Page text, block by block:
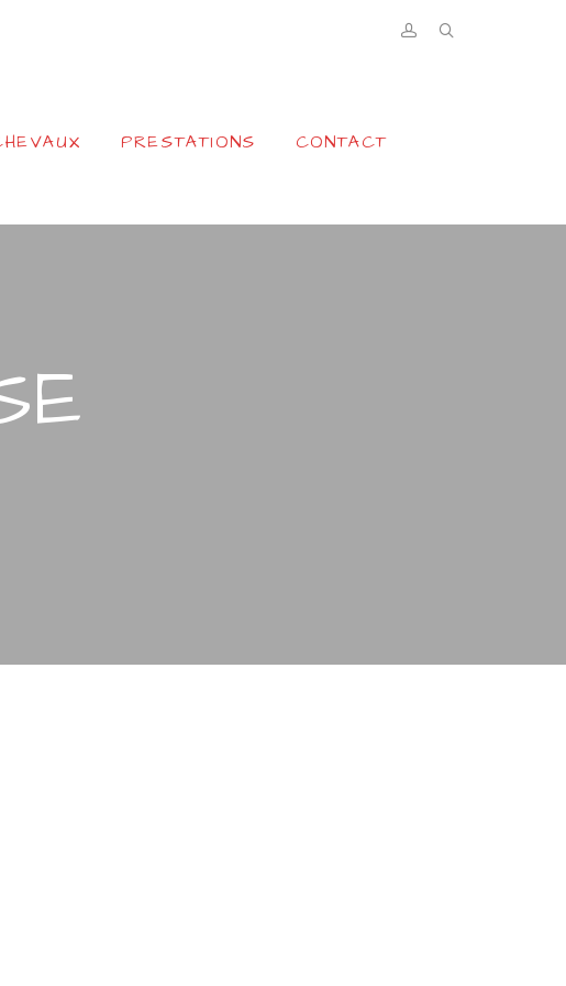
PRESTATIONS CONTACT